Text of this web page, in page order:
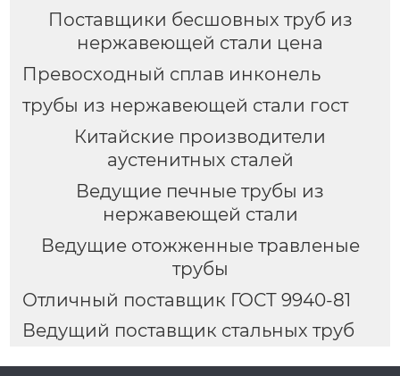
Поставщики бесшовных труб из
нержавеющей стали цена
Превосходный сплав инконель
трубы из нержавеющей стали гост
Китайские производители
аустенитных сталей
Ведущие печные трубы из
нержавеющей стали
Ведущие отожженные травленые
трубы
Отличный поставщик ГОСТ 9940-81
Ведущий поставщик стальных труб